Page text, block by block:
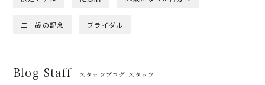
二十歳の記念 ブライダル
Blog Staff スタッフブログ スタッフ